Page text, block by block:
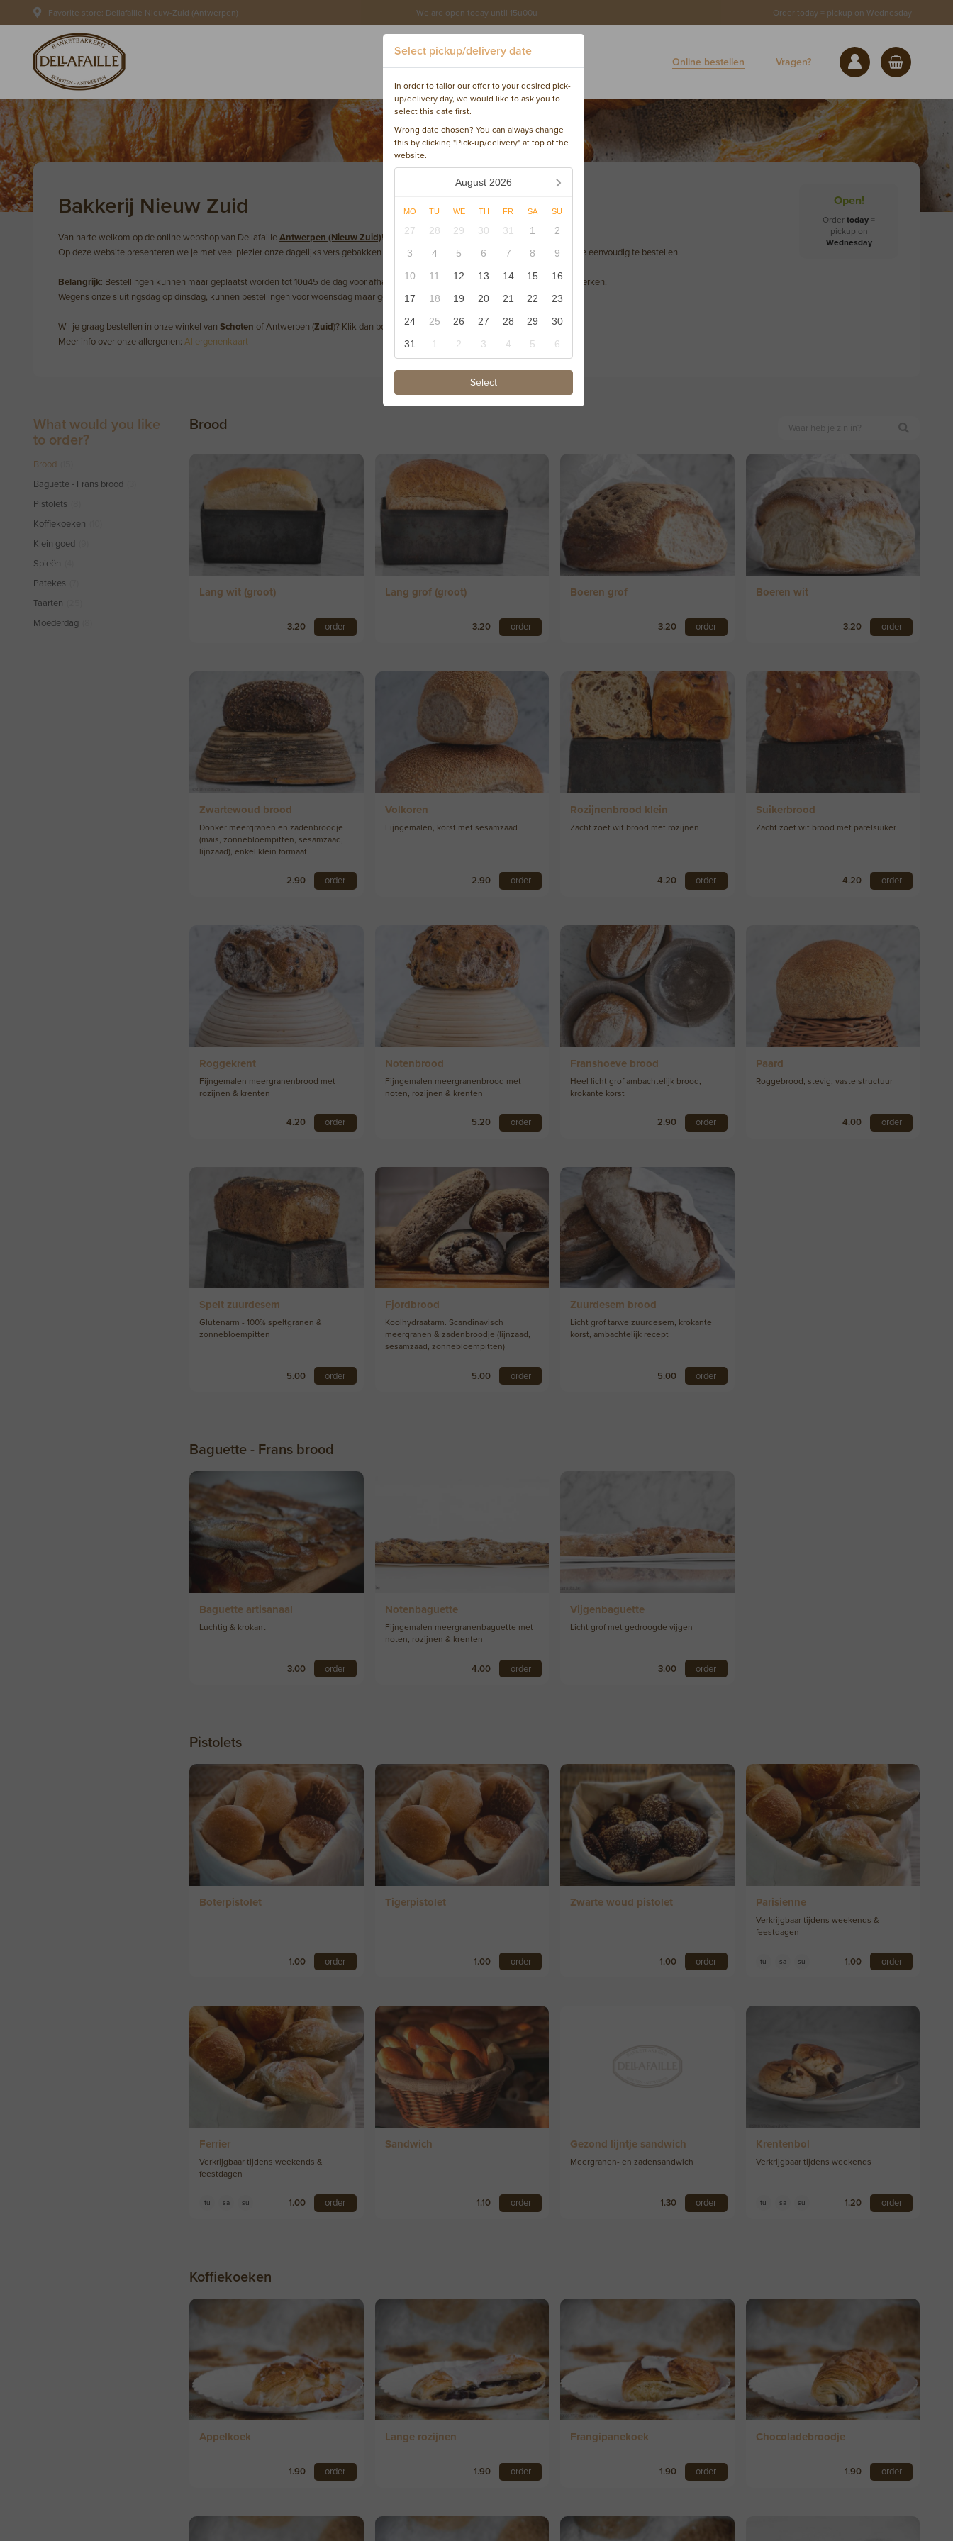
Favorite store: Dellafaille Nieuw-Zuid (Antwerpen) We are open today until 15u00u Ordertoday = pickup on Wednesday
Online bestellen Vragen?
Bakkerij Nieuw Zuid Open!
Ordertoday =
pickup on
Wednesday
Van harte welkom op de online webshop van DellafailleAntwerpen (Nieuw Zuid)!
Op deze website presenteren we je met veel plezier onze dagelijks vers gebakken producten en geven we je de mogelijkheid om deze eenvoudig te bestellen.
Belangrijk: Bestellingen kunnen maar geplaatst worden tot 10u45 de dag voor afhaling. Zo kunnen wij jouw bestelling nog tijdig verwerken.
Wegens onze sluitingsdag op dinsdag, kunnen bestellingen voor woensdag maar geplaatst worden tot maandagmiddag (10u45).
Wil je graag bestellen in onze winkel van Schoten of Antwerpen (Zuid)? Klik dan bovenaan op "Favoriete winkel" om dit te wijzigen.
Meer info over onze allergenen: Allergenenkaart
What would you like
to order?
Brood
Baguette - Frans brood
Pistolets
Koffiekoeken
Klein goed
Spieën
Patekes
Taarten
Moederdag
Brood
Lang wit (groot)
3.20 order
Lang grof (groot)
3.20 order
Boeren grof
3.20 order
Boeren wit
3.20 order
Zwartewoud brood
Donker meergranen en zadenbroodje
(maïs, zonnebloempitten, sesamzaad,
lijnzaad), enkel klein formaat
2.90 order
Volkoren
Fijngemalen, korst met sesamzaad
2.90 order
Rozijnenbrood klein
Zacht zoet wit brood met rozijnen
4.20 order
Suikerbrood
Zacht zoet wit brood met parelsuiker
4.20 order
Roggekrent
Fijngemalen meergranenbrood met
rozijnen & krenten
4.20 order
Notenbrood
Fijngemalen meergranenbrood met
noten, rozijnen & krenten
5.20 order
Franshoeve brood
Heel licht grof ambachtelijk brood,
krokante korst
2.90 order
Paard
Roggebrood, stevig, vaste structuur
4.00 order
Spelt zuurdesem
Glutenarm - 100% speltgranen &
zonnebloempitten
5.00 order
Fjordbrood
Koolhydraatarm. Scandinavisch
meergranen & zadenbroodje (lijnzaad,
sesamzaad, zonnebloempitten)
5.00 order
Zuurdesem brood
Licht grof tarwe zuurdesem, krokante
korst, ambachtelijk recept
5.00 order
Baguette - Frans brood
Baguette artisanaal
Luchtig & krokant
3.00 order
Notenbaguette
Fijngemalen meergranenbaguette met
noten, rozijnen & krenten
4.00 order
Vijgenbaguette
Licht grof met gedroogde vijgen
3.00 order
Pistolets
Boterpistolet
1.00 order
Tigerpistolet
1.00 order
Zwarte woud pistolet
1.00 order
Parisienne
Verkrijgbaar tijdens weekends &
feestdagen
tu sa su 1.00 order
Ferrier
Verkrijgbaar tijdens weekends &
feestdagen
tu sa su 1.00 order
Sandwich
1.10 order
Gezond lijntje sandwich
Meergranen- en zadensandwich
1.30 order
Krentenbol
Verkrijgbaar tijdens weekends
tu sa su 1.20 order
Koffiekoeken
Appelkoek
1.90 order
Lange rozijnen
1.90 order
Frangipanekoek
1.90 order
Chocoladebroodje
1.90 order
Select pickup/delivery date
In order to tailor our offer to your desired pick-
up/delivery day, we would like to ask you to
select this date first.
Wrong date chosen? You can always change
this by clicking "Pick-up/delivery" at top of the
website.
August 2026
MO TU WE TH FR SA SU
27 28 29 30 31 1
2
3
4 5 6 7 8
9
10
11 12 13 14 15
16
17
18 19 20 21 22
23
24
25 26 27 28 29
30
31
1 2 3 4 5 6
Select